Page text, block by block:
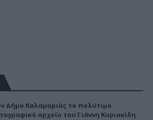
Δήμο Καλαμαριάς το πολύτιμο
αρχείο του Γιάννη Κυριακίδη